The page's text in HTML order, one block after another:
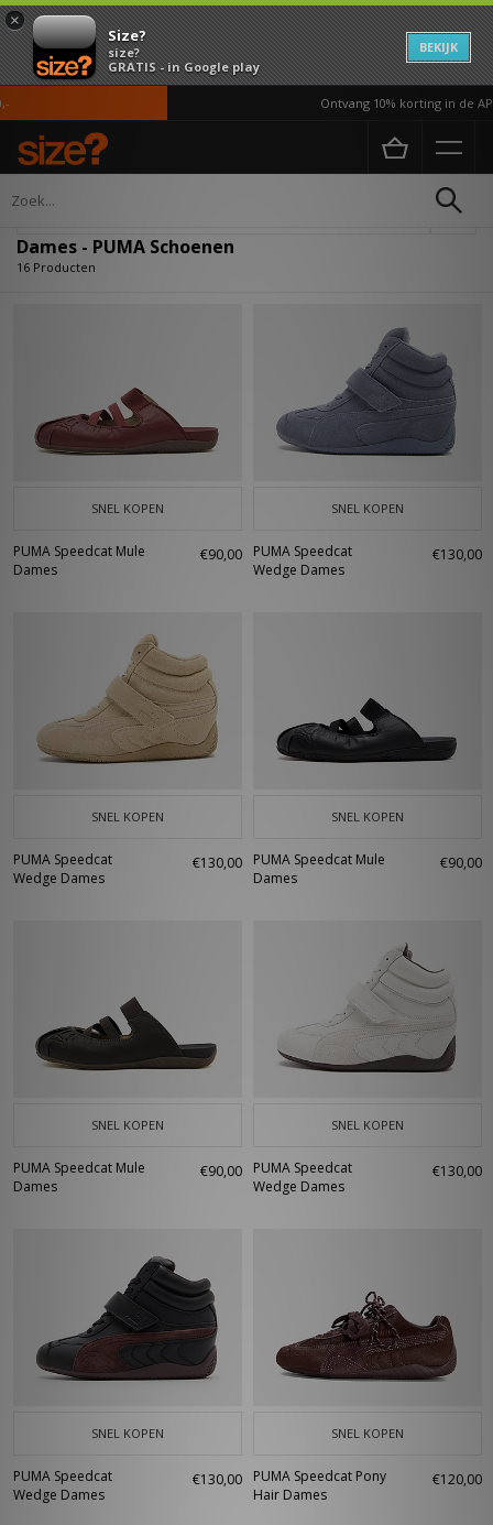
×
Size?
size?
GRATIS - in Google play
BEKIJK
Ontvang 10% korting in de APP*
Home Dames
Dames - PUMA Schoenen
16 Producten
SNEL KOPEN
PUMA Speedcat Mule
Dames
€90,00
SNEL KOPEN
PUMA Speedcat
Wedge Dames
€130,00
SNEL KOPEN
PUMA Speedcat
Wedge Dames
€130,00
SNEL KOPEN
PUMA Speedcat Mule
Dames
€90,00
SNEL KOPEN
PUMA Speedcat Mule
Dames
€90,00
SNEL KOPEN
PUMA Speedcat
Wedge Dames
€130,00
SNEL KOPEN
PUMA Speedcat
Wedge Dames
€130,00
SNEL KOPEN
PUMA Speedcat Pony
Hair Dames
€120,00